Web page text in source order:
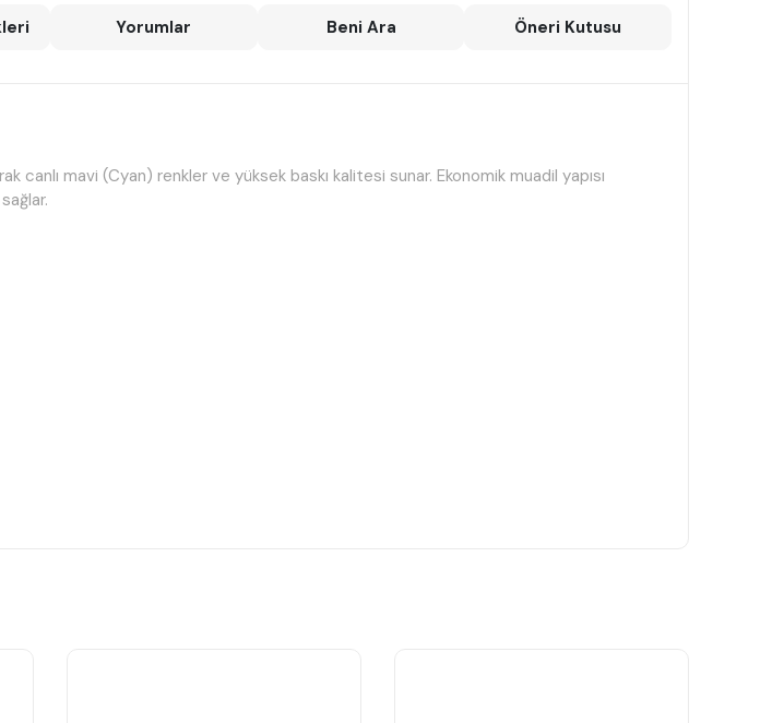
Yorumlar Beni Ara Öneri Kutusu
canlı mavi (Cyan) renkler ve yüksek baskı kalitesi sunar. Ekonomik muadil yapısı